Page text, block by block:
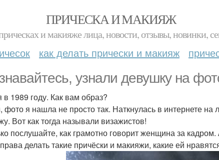
ПРИЧЕСКА И МАКИЯЖ
и макияже лица, новости, отзывы, новинки,
как делать прически и макияж
узнали девушку на
в 1989 году. Как вам образ?
фото я нашла не просто так. Наткнулась в интернете
Вот как тогда называли визажистов!
послушайте, как грамотно говорит женщина за
делать такие причёски и макияжи, какие ей